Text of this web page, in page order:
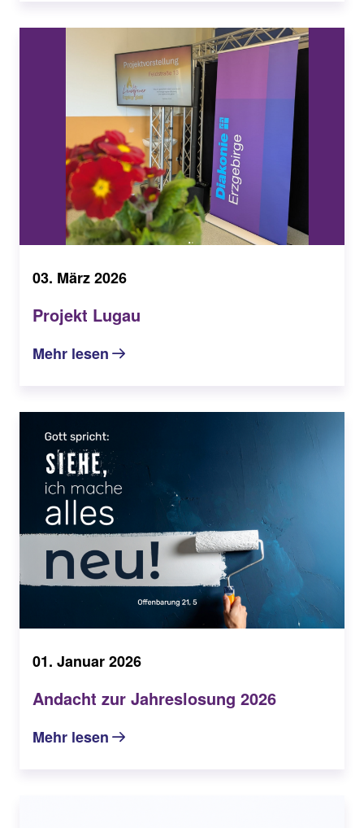
03. März 2026
Projekt Lugau
Mehr lesen
01. Januar 2026
Andacht zur Jahreslosung 2026
Mehr lesen